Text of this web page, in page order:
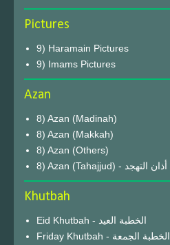
Pictures
9) Haramain Pictures
9) Imams Pictures
Azan
8) Azan (Madinah)
8) Azan (Makkah)
8) Azan (Others)
8) Azan (Tahajjud) - أذان التهجد
Khutbah
Eid Khutbah - الخطبة العيد
Friday Khutbah - الخطبة الجمعة